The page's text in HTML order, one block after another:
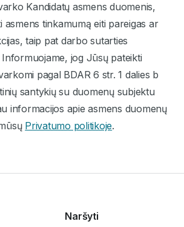
Kandidatų asmens duomenis,
asmens tinkamumą eiti pareigas ar
taip pat darbo sutarties
jog Jūsų pateikti
pagal BDAR 6 str. 1 dalies b
santykių su duomenų subjektu
informacijos apie asmens duomenų
Privatumo politikoje.
Naršyti